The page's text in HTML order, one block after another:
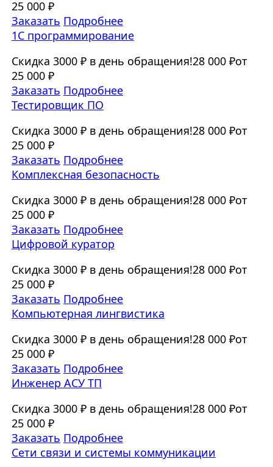
25 000 ₽
Заказать Подробнее
1C программирование
Скидка 3000 ₽ в день обращения!28 000 ₽от
25 000 ₽
Заказать Подробнее
Тестировщик ПО
Скидка 3000 ₽ в день обращения!28 000 ₽от
25 000 ₽
Заказать Подробнее
Комплексная безопасность
Скидка 3000 ₽ в день обращения!28 000 ₽от
25 000 ₽
Заказать Подробнее
Цифровой куратор
Скидка 3000 ₽ в день обращения!28 000 ₽от
25 000 ₽
Заказать Подробнее
Компьютерная лингвистика
Скидка 3000 ₽ в день обращения!28 000 ₽от
25 000 ₽
Заказать Подробнее
Инженер АСУ ТП
Скидка 3000 ₽ в день обращения!28 000 ₽от
25 000 ₽
Заказать Подробнее
Сети связи и системы коммуникации